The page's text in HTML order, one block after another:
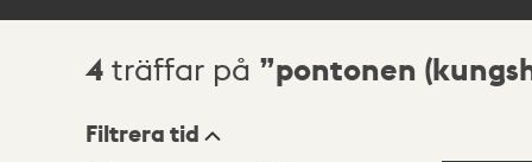
Sökresultat
4 träffar på pontonen
Filtrera tid